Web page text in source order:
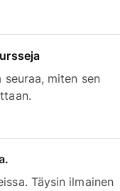
miten sen
Täysin ilmainen